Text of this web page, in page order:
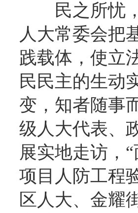
民之所忧
人大常委会把
践载体，使立
民民主的生动
变，知者随事
级人大代表、
展实地走访，
项目人防工程
区人大、金耀